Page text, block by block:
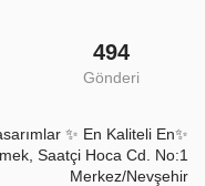
494
Gönderi
✨ En Kaliteli En
Saatçi Hoca Cd. No:1
Merkez/Nevşehir